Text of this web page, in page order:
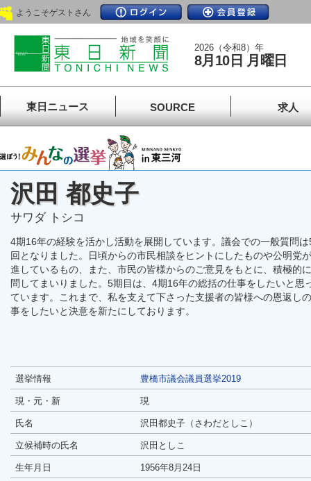
ようこそゲストさん
2026（令和8）年
8月10日 月曜日
東日ニュース SOURCE 求人
沢田 都史子
サワダ トシコ
4期16年の経験を活かし活動を展開しています。議会での一般質問は
回となりました。日頃からの市民相談をヒントにしたものや公明党
進しているもの、また、市民の皆様からのご意見をもとに、積極的
問してまいりました。5期目は、4期16年の総括の仕事をしたいと思
ています。これまで、私を支えて下さった支援者の皆様への恩返し
事をしたいと決意を新たにしております。
選挙情報 豊橋市議会議員選挙2019
現・元・新 現
氏名 沢田都史子（さわだとしこ）
立候補時の氏名 沢田としこ
生年月日 1956年8月24日